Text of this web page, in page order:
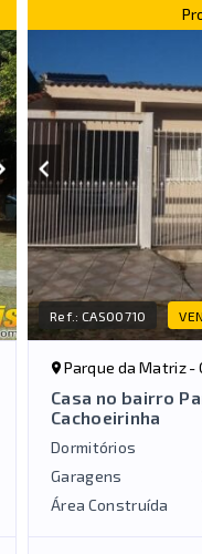
Ref.: CAS00710
Parque da Matriz -
Casa no bairro
Cachoeirinha
Dormitórios
Garagens
Área Construída